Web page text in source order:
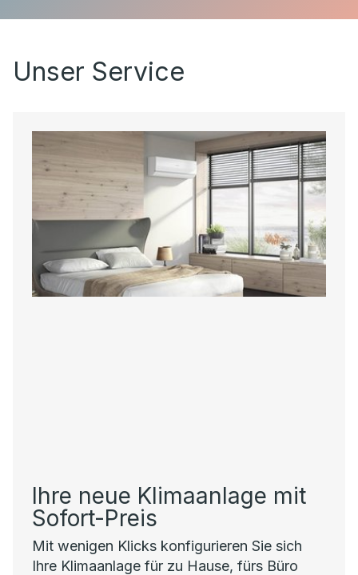
Unser Service
Ihre neue Klimaanlage mit
Sofort-Preis
Mit wenigen Klicks konfigurieren Sie sich
Ihre Klimaanlage für zu Hause, fürs Büro